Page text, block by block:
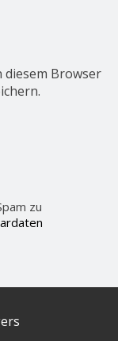
diesem Browser
zu